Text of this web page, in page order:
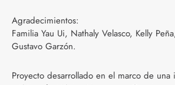
Agradecimientos:
Familia Yau Ui, Nathaly Velasco, Kelly
Gustavo Garzón.
Proyecto desarrollado en el marco de una